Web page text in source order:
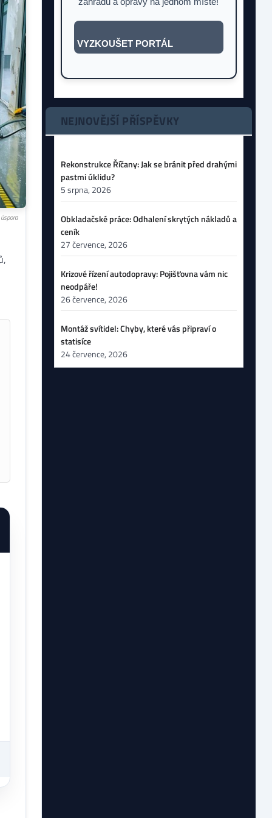
VYZKOUŠET PORTÁL
NEJNOVĚJŠÍ PŘÍSPĚVKY
Rekonstrukce Říčany: Jak se bránit před drahými
pastmi úklidu?
5 srpna, 2026
Obkladačské práce: Odhalení skrytých nákladů a
ceník
27 července, 2026
Krizové řízení autodopravy: Pojišťovna vám nic
neodpáře!
26 července, 2026
Montáž svítidel: Chyby, které vás připraví o
statisíce
24 července, 2026